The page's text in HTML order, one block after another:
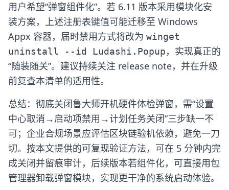
用户希望“弹窗组件化”。若 6.11 版本采用模块化安
装方案，上述注册表键值可能迁移至 Windows
Appx 容器，届时禁用方式将改为 winget
uninstall --id Ludashi.Popup，实现真正的
“随装随关”。建议持续关注 release note，并在升级
前复查本清单的适用性。
总结：彻底关闭鲁大师开机硬件体检弹窗，需“设置
中心取消→启动项禁用→计划任务关闭”三步缺一不
可；企业合规场景应评估区块链验机依赖，避免一刀
切。按本文提供的可复现验证方法，可在 5 分钟内完
成关闭并留痕审计，后续版本若组件化，可直接用包
管理器卸载弹窗模块，实现更干净的系统启动体验。